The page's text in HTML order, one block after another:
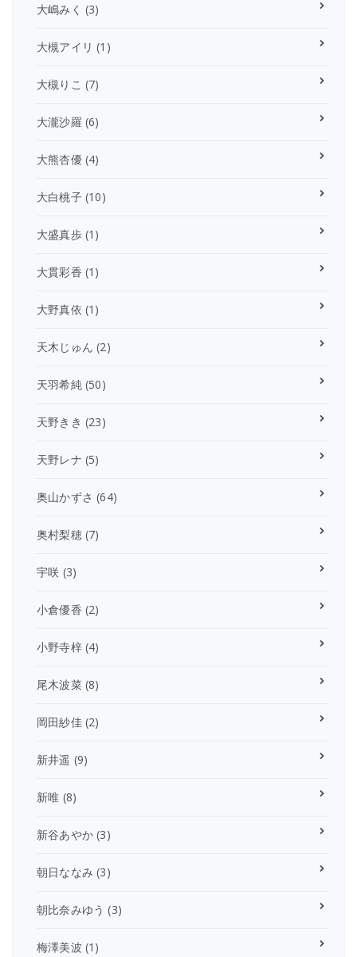
大嶋みく (3)
大槻アイリ (1)
大槻りこ (7)
大瀧沙羅 (6)
大熊杏優(4)
大白桃子(10)
大盛真歩(1)
大貫彩香 (1)
大野真依 (1)
天木じゅん (2)
天羽希純(50)
天野きき (23)
天野レナ (5)
奥山かずさ (64)
奥村梨穂(7)
宇咲 (3)
小倉優香 (2)
小野寺梓(4)
尾木波菜(8)
岡田紗佳(2)
新井遥 (9)
新唯 (8)
新谷あやか (3)
朝日ななみ (3)
朝比奈みゆう (3)
梅澤美波 (1)